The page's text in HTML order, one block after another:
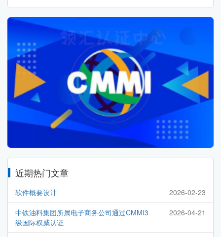
近期热门文章
软件概要设计 2026-02-23
中铁油料集团所属电子商务公司通过CMMI3
级国际权威认证
2026-04-21